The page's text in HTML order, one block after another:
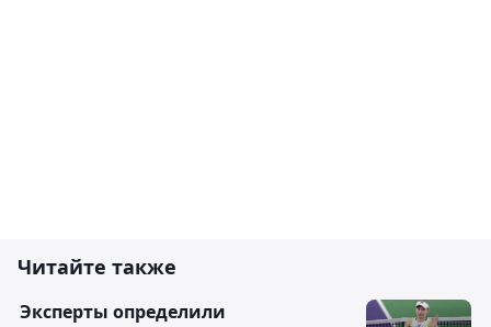
Читайте также
Эксперты определили